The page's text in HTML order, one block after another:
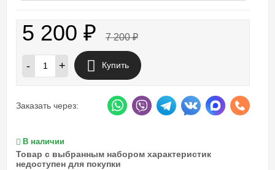
5 200 ₽ 7 200₽
- + Купить
Заказать через:
В наличии
Товар с выбранным набором характеристик
недоступен для покупки